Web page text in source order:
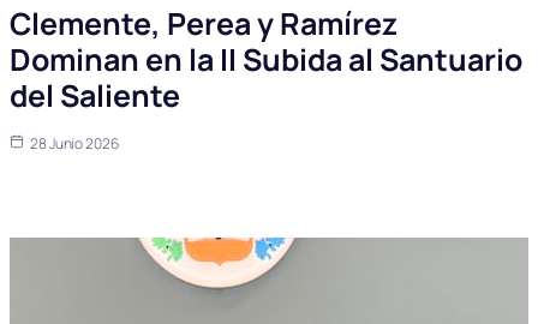
Clemente, Perea y Ramírez
Dominan en la II Subida al Santuario
del Saliente
28 Junio 2026